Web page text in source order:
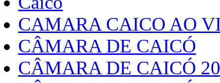
CAMARA CAICO AO
CÂMARA DE CAICÓ
CÂMARA DE CAICÓ